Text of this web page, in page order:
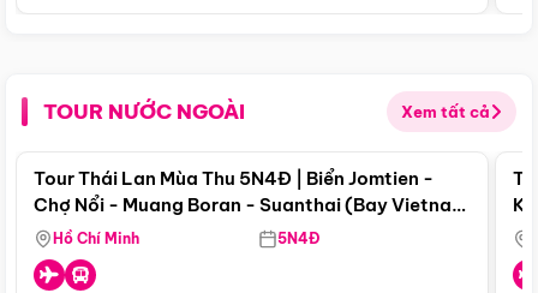
TOUR NƯỚC NGOÀI Xem tất cả
Điểm nổi bật
Tour Thái Lan Mùa Thu 5N4Đ | Biển Jomtien -
Chợ Nổi - Muang Boran - Suanthai (Bay Vietnam
Airlines)
Hồ Chí Minh 5N4Đ